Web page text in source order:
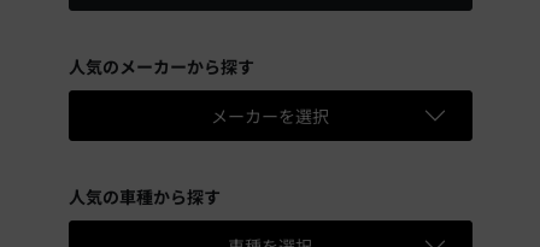
人気のメーカーから探す
メーカーを選択
人気の車種から探す